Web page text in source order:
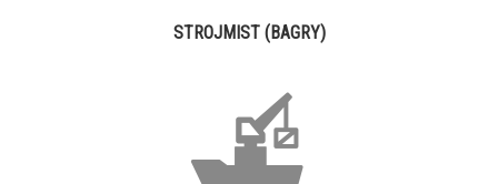
STROJMIST (BAGRY)